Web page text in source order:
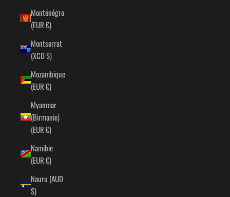
Monténégro
(EUR €)
Montserrat
(XCD $)
Mozambique
(EUR €)
Myanmar
(Birmanie)
(EUR €)
Namibie
(EUR €)
Nauru (AUD
$)